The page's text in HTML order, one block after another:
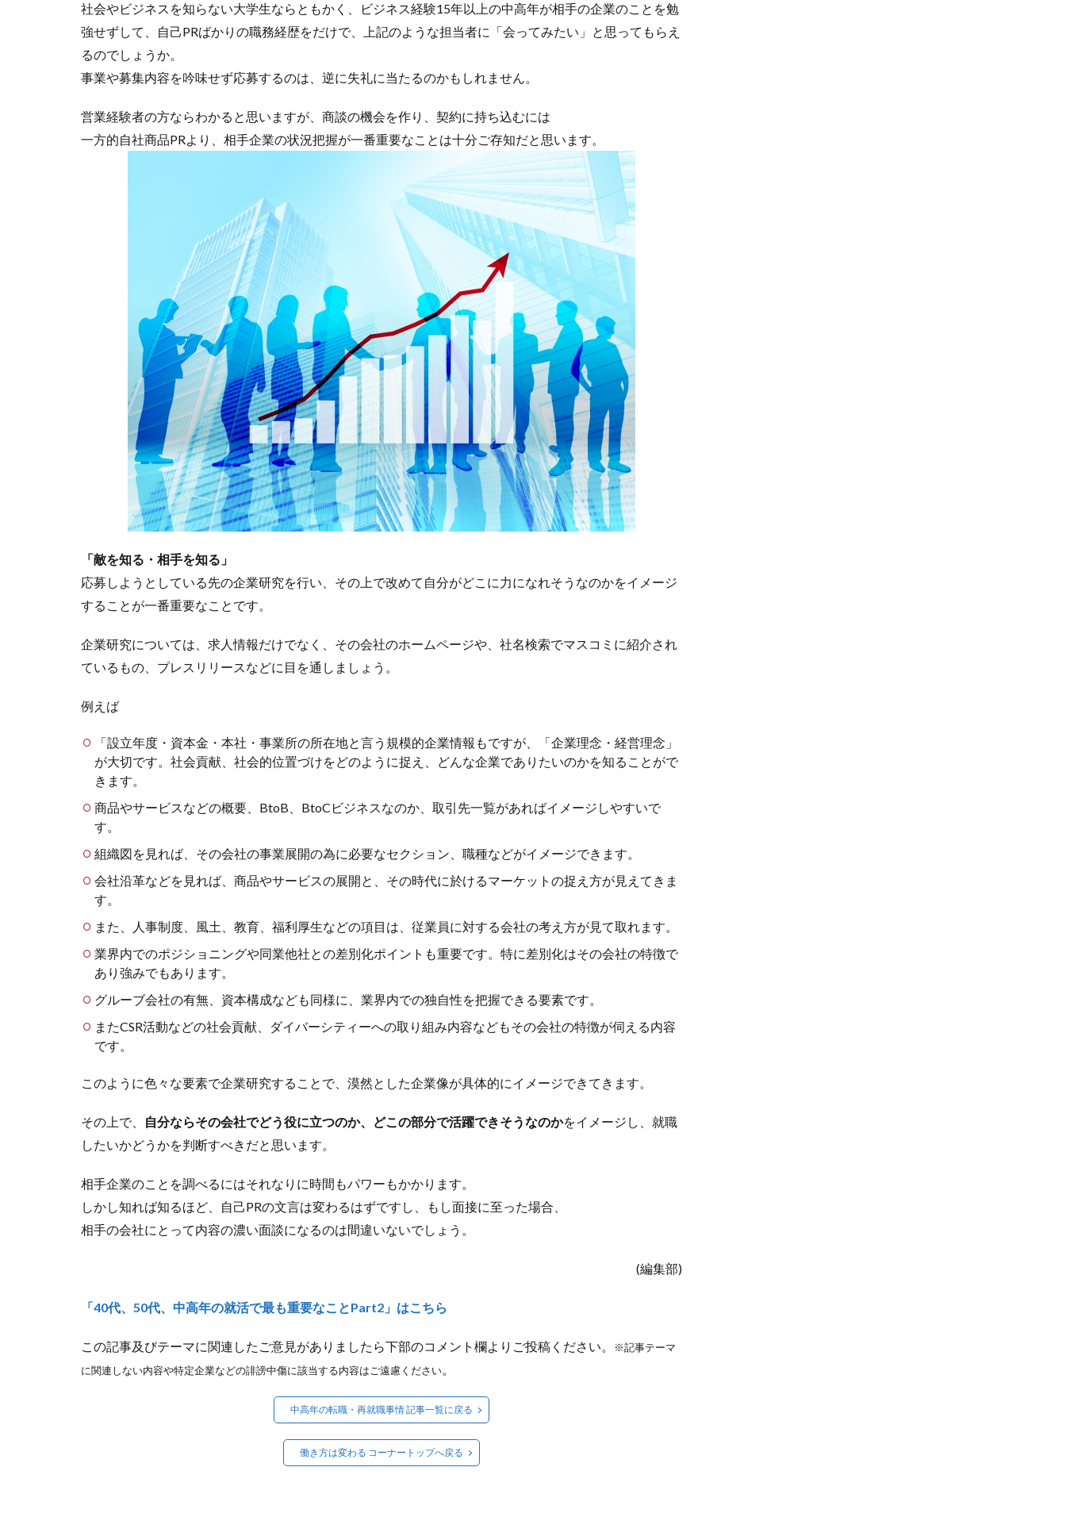
社会やビジネスを知らない大学生ならともかく、ビジネス経験15年以上の中高年が相手の企業のことを勉
強せずして、自己PRばかりの職務経歴をだけで、上記のような担当者に「会ってみたい」と思ってもらえ
るのでしょうか。
事業や募集内容を吟味せず応募するのは、逆に失礼に当たるのかもしれません。
営業経験者の方ならわかると思いますが、商談の機会を作り、契約に持ち込むには
一方的自社商品PRより、相手企業の状況把握が一番重要なことは十分ご存知だと思います。
「敵を知る・相手を知る」
応募しようとしている先の企業研究を行い、その上で改めて自分がどこに力になれそうなのかをイメージ
することが一番重要なことです。
企業研究については、求人情報だけでなく、その会社のホームページや、社名検索でマスコミに紹介され
ているもの、プレスリリースなどに目を通しましょう。
例えば
「設立年度・資本金・本社・事業所の所在地と言う規模的企業情報もですが、「企業理念・経営理念」
が大切です。社会貢献、社会的位置づけをどのように捉え、どんな企業でありたいのかを知ることがで
きます。
商品やサービスなどの概要、BtoB、BtoCビジネスなのか、取引先一覧があればイメージしやすいで
す。
組織図を見れば、その会社の事業展開の為に必要なセクション、職種などがイメージできます。
会社沿革などを見れば、商品やサービスの展開と、その時代に於けるマーケットの捉え方が見えてきま
す。
また、人事制度、風土、教育、福利厚生などの項目は、従業員に対する会社の考え方が見て取れます。
業界内でのポジショニングや同業他社との差別化ポイントも重要です。特に差別化はその会社の特徴で
あり強みでもあります。
グルーブ会社の有無、資本構成なども同様に、業界内での独自性を把握できる要素です。
またCSR活動などの社会貢献、ダイバーシティーへの取り組み内容などもその会社の特徴が伺える内容
です。
このように色々な要素で企業研究することで、漠然とした企業像が具体的にイメージできてきます。
その上で、 自分ならその会社でどう役に立つのか、どこの部分で活躍できそうなのかをイメージし、就職
したいかどうかを判断すべきだと思います。
相手企業のことを調べるにはそれなりに時間もパワーもかかります。
しかし知れば知るほど、自己PRの文言は変わるはずですし、もし面接に至った場合、
相手の会社にとって内容の濃い面談になるのは間違いないでしょう。
(編集部)
「40代、50代、中高年の就活で最も重要なことPart2」はこちら
この記事及びテーマに関連したご意見がありましたら下部のコメント欄よりご投稿ください。
※記事テーマ
に関連しない内容や特定企業などの誹謗中傷に該当する内容はご遠慮ください。
中高年の転職・再就職事情 記事一覧に戻る
働き方は変わる コーナートップへ戻る